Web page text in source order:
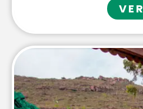
VER